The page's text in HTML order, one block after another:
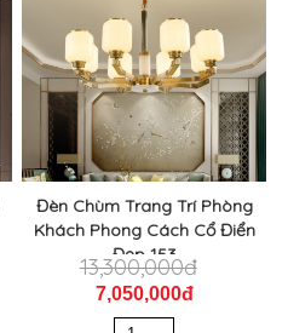
Đèn Chùm Trang Trí Phòng
Khách Phong Cách Cổ Điển
Đẹp 153
13,300,000đ
7,050,000đ